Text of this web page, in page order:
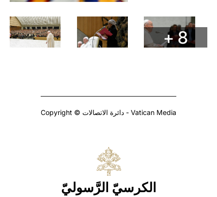
+ 8
Copyright © دائرة الاتصالات - Vatican Media
الكرسيّ الرَّسوليّ